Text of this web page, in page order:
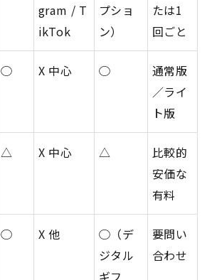
gram / T
ikTok
プショ
ン）
たは1
回ごと
◯ X 中心 ◯
通常版
／ライ
ト版
△ X 中心 △
比較的
安価な
有料
◯ X 他
◯（デ
ジタル
ギフ
要問い
合わせ